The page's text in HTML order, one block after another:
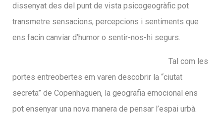
dissenyat des del punt de vista psicogeogràfic pot
transmetre sensacions, percepcions i sentiments que
ens facin canviar d’humor o sentir-nos-hi segurs.
Tal com les
portes entreobertes em varen descobrir la “ciutat
secreta” de Copenhaguen, la geografia emocional ens
pot ensenyar una nova manera de pensar l’espai urbà.